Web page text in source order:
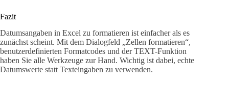
Fazit
Datumsangaben in Excel zu formatieren ist einfacher als es
zunächst scheint. Mit dem Dialogfeld „Zellen formatieren“,
benutzerdefinierten Formatcodes und der TEXT-Funktion
haben Sie alle Werkzeuge zur Hand. Wichtig ist dabei, echte
Datumswerte statt Texteingaben zu verwenden.